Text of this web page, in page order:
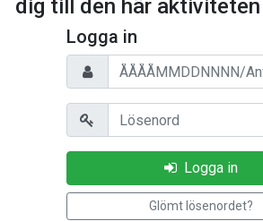
dig till den här aktiviteten
Logga in
Personnummer/Användarnamn
Lösenord
Logga in
Glömt lösenordet?